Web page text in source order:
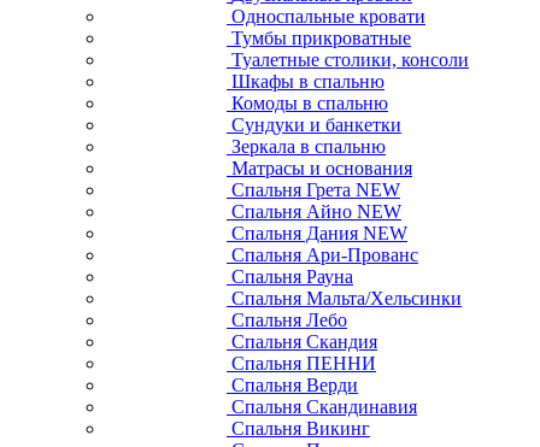
Односпальные кровати
Тумбы прикроватные
Туалетные столики, консоли
Шкафы в спальню
Комоды в спальню
Сундуки и банкетки
Зеркала в спальню
Матрасы и основания
Спальня Грета NEW
Спальня Айно NEW
Спальня Дания NEW
Спальня Ари-Прованс
Спальня Рауна
Спальня Мальта/Хельсинки
Спальня Лебо
Спальня Скандия
Спальня ПЕННИ
Спальня Верди
Спальня Скандинавия
Спальня Викинг